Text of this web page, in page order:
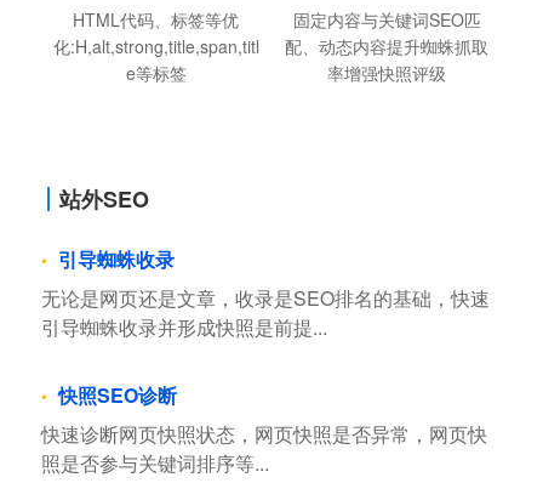
HTML代码、标签等优
化:H,alt,strong,title,span,titl
e等标签
固定内容与关键词SEO匹
配、动态内容提升蜘蛛抓取
率增强快照评级
站外SEO
引导蜘蛛收录
无论是网页还是文章，收录是SEO排名的基础，快速
引导蜘蛛收录并形成快照是前提...
快照SEO诊断
快速诊断网页快照状态，网页快照是否异常，网页快
照是否参与关键词排序等...